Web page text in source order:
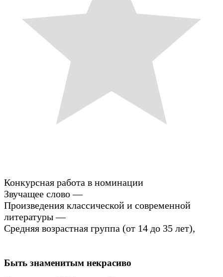
Конкурсная работа в номинации
Звучащее слово —
Произведения классической и современной
литературы —
Средняя возрастная группа (от 14 до 35 лет),
Быть знаменитым некрасиво